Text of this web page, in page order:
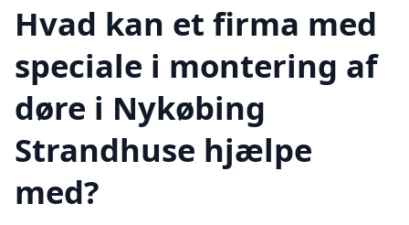
Hvad kan et firma med
speciale i montering af
døre i Nykøbing
Strandhuse hjælpe
med?